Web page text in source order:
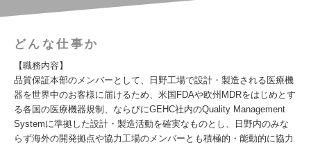
どんな仕事か
【職務内容】
品質保証本部のメンバーとして、日野工場で設計・製造される医療機
器を世界中のお客様に届けるため、米国FDAや欧州MDRをはじめとす
る各国の医療機器規制、ならびにGEHC社内のQuality Management
Systemに準拠した設計・製造活動を確実なものとし、日野内のみな
らず海外の開発拠点や協力工場のメンバーとも積極的・能動的に協力